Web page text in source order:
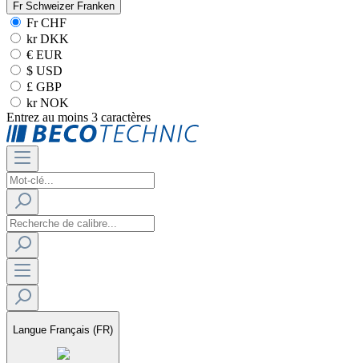
Fr Schweizer Franken
Fr CHF
kr DKK
€ EUR
$ USD
£ GBP
kr NOK
Entrez au moins 3 caractères
Langue Français (FR)